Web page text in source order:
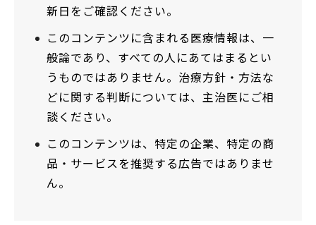
新日をご確認ください。
このコンテンツに含まれる医療情報は、一
般論であり、すべての人にあてはまるとい
うものではありません。治療方針・方法な
どに関する判断については、主治医にご相
談ください。
このコンテンツは、特定の企業、特定の商
品・サービスを推奨する広告ではありませ
ん。